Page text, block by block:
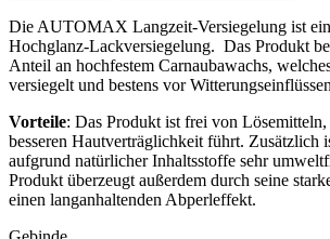
Die AUTOMAX Langzeit-Versiegelung ist
Hochglanz-Lackversiegelung. Das Produkt
Anteil an hochfestem Carnaubawachs,
versiegelt und bestens vor
Vorteile: Das Produkt ist frei von
besseren Hautverträglichkeit führt. Zusätzlich
aufgrund natürlicher Inhaltsstoffe sehr
Produkt überzeugt außerdem durch seine
einen langanhaltenden Abperleffekt.